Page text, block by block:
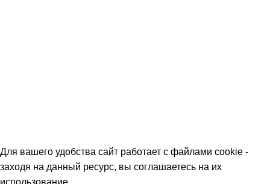
Для вашего удобства сайт работает с файлами cookie -
заходя на данный ресурс, вы соглашаетесь на их